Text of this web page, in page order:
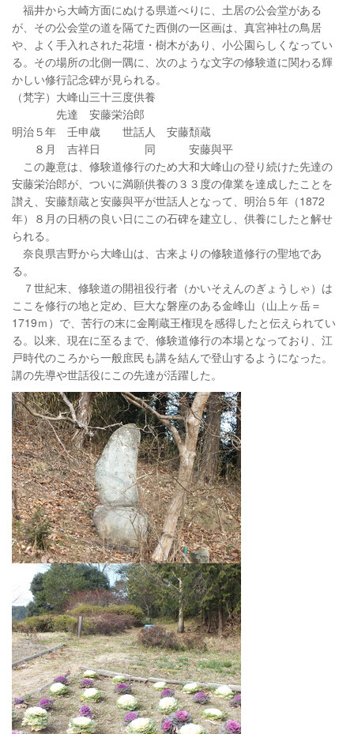
福井から大崎方面にぬける県道べりに、土居の公会堂がある
が、その公会堂の道を隔てた西側の一区画は、真宮神社の鳥居
や、よく手入れされた花壇・樹木があり、小公園らしくなってい
る。その場所の北側一隅に、次のような文字の修験道に関わる輝
かしい修行記念碑が見られる。
（梵字）大峰山三十三度供養
先達 安藤栄治郎
明治５年 壬申歳 世話人 安藤頽蔵
８月 吉祥日 同 安藤與平
この趣意は、修験道修行のため大和大峰山の登り続けた先達の
安藤栄治郎が、ついに満願供養の３３度の偉業を達成したことを
讃え、安藤頽蔵と安藤與平が世話人となって、明治５年（1872
年）８月の日柄の良い日にこの石碑を建立し、供養にしたと解せ
られる。
奈良県吉野から大峰山は、古来よりの修験道修行の聖地であ
る。
７世紀末、修験道の開祖役行者（かいそえんのぎょうしゃ）は
ここを修行の地と定め、巨大な磐座のある金峰山（山上ヶ岳＝
1719ｍ）で、苦行の末に金剛蔵王権現を感得したと伝えられてい
る。以来、現在に至るまで、修験道修行の本場となっており、江
戸時代のころから一般庶民も講を結んで登山するようになった。
講の先導や世話役にこの先達が活躍した。